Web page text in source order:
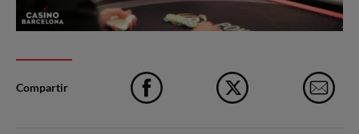
Compartir
Facebook